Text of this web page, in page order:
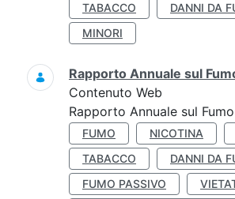
TABACCO
DANNI DA
MINORI
Rapporto Annuale sul
Contenuto Web
Rapporto Annuale sul
FUMO NICOTINA
TABACCO
DANNI DA
FUMO PASSIVO